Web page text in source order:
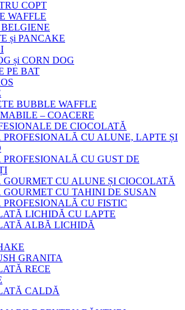
COPT
WAFFLE
și PANCAKE
și CORN DOG
PE BAT
BUBBLE WAFFLE
– COACERE
DE CIOCOLATĂ
PROFESIONALĂ CU ALUNE, LAPTE ȘI
PROFESIONALĂ CU GUST DE
GOURMET CU ALUNE ȘI CIOCOLATĂ
GOURMET CU TAHINI DE SUSAN
PROFESIONALĂ CU FISTIC
LICHIDĂ CU LAPTE
ALBĂ LICHIDĂ
GRANITA
RECE
CALDĂ